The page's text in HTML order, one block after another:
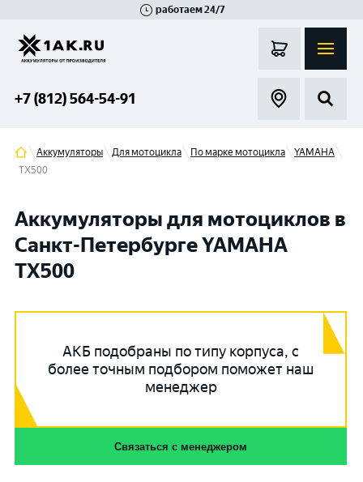
работаем 24/7
+7 (812) 564-54-91
Аккумуляторы Для мотоцикла По марке мотоцикла
YAMAHA
TX500
Аккумуляторы для мотоциклов в
Санкт-Петербурге YAMAHA
TX500
АКБ подобраны по типу корпуса, с
более точным подбором поможет наш
менеджер
Связаться с менеджером
Гатчина